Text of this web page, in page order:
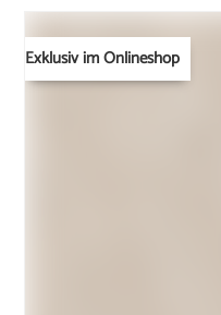
Exklusiv im Onlineshop